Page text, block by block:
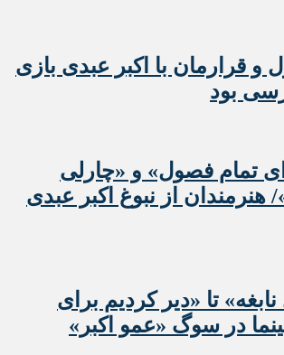
و قرارمان با اکبر عبدی بازی
بود
تمام فصول» و «چارلی
هنرمندان از نبوغ اکبر عبدی
تا «دیر کردیم برای
در سوگ «عمو اکبر»